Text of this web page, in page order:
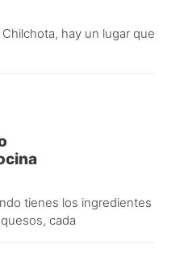
hay un lugar que
tienes los ingredientes
cada